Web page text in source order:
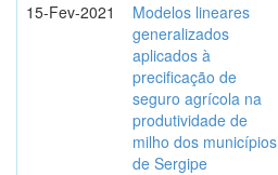
15-Fev-2021
Modelos lineares
generalizados
aplicados à
precificação de
seguro agrícola na
produtividade de
milho dos municípios
de Sergipe